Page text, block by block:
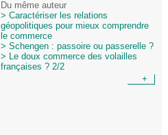
Du même auteur
> Caractériser les relations
géopolitiques pour mieux comprendre
le commerce
> Schengen : passoire ou passerelle ?
> Le doux commerce des volailles
françaises ? 2/2
+